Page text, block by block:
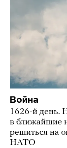
Война
1626-й день.
в ближайшие
решиться на
НАТО